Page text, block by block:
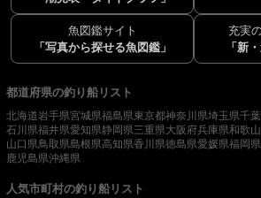
魚図鑑サイト
「写真から探せる魚図鑑」
充実
「新
都道府県の釣り船リスト
北海道岩手県宮城県福島県東京都神奈川県埼玉県千
石川県福井県愛知県静岡県三重県大阪府兵庫県和歌
山口県鳥取県島根県高知県香川県徳島県愛媛県福岡県
鹿児島県沖縄県
人気市町村の釣り船リスト